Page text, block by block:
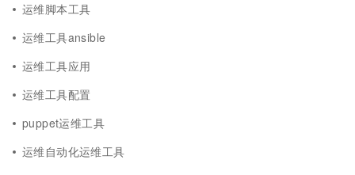
运维脚本工具
运维工具ansible
运维工具应用
运维工具配置
puppet运维工具
运维自动化运维工具